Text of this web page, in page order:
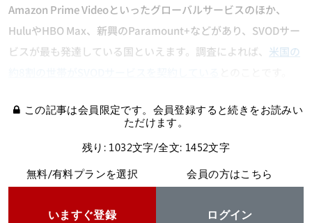
Amazon Prime Videoといったグローバルサービスのほか、
HuluやHBO Max、新興のParamount+などがあり、SVODサー
ビスが最も発達している国といえます。調査によれば、 米国の
この記事は会員限定です。会員登録すると続きをお読みい
ただけます。
残り: 1032文字/全文: 1452文字
無料/有料プランを選択
いますぐ登録
会員の方はこちら
ログイン